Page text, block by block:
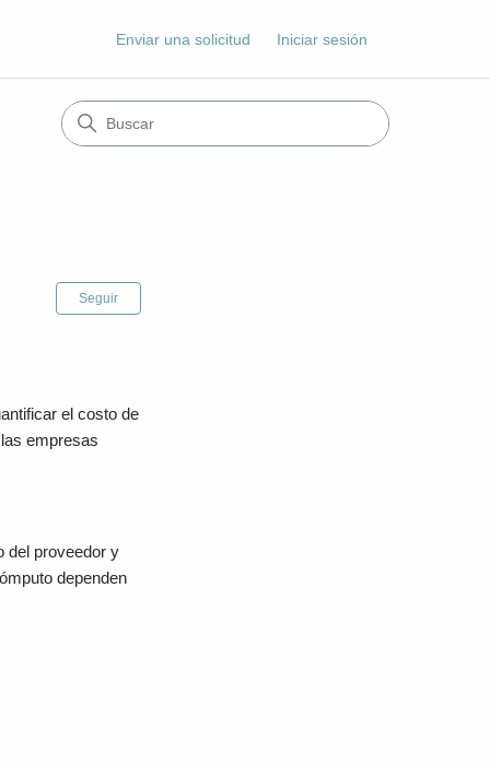
Enviar una solicitud Iniciar sesión
Seguir
el costo de
empresas
del proveedor y
dependen